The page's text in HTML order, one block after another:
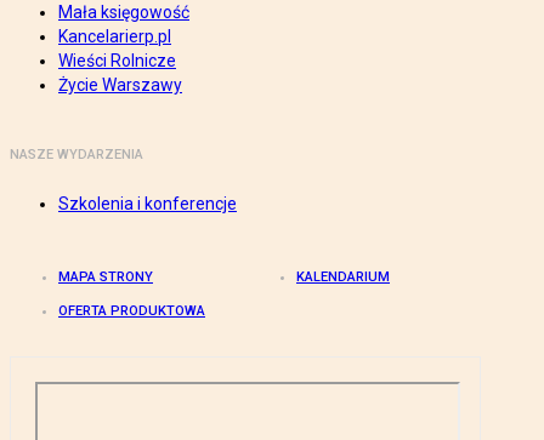
Mała księgowość
Kancelarierp.pl
Wieści Rolnicze
Życie Warszawy
NASZE WYDARZENIA
Szkolenia i konferencje
MAPA STRONY KALENDARIUM
OFERTA PRODUKTOWA